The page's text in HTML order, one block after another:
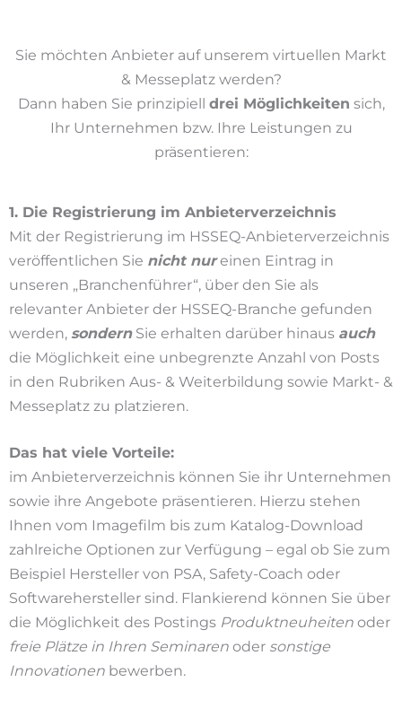
Sie möchten Anbieter auf unserem virtuellen Markt
& Messeplatz werden?
Dann haben Sie prinzipiell drei Möglichkeiten sich,
Ihr Unternehmen bzw. Ihre Leistungen zu
präsentieren:
1. Die Registrierung im Anbieterverzeichnis
Mit der Registrierung im HSSEQ-Anbieterverzeichnis
veröffentlichen Sie nicht nureinen Eintrag in
unseren „Branchenführer“, über den Sie als
relevanter Anbieter der HSSEQ-Branche gefunden
werden, sondern Sie erhalten darüber hinaus auch
die Möglichkeit eine unbegrenzte Anzahl von Posts
in den Rubriken Aus- & Weiterbildung sowie Markt- &
Messeplatz zu platzieren.
Das hat viele Vorteile:
im Anbieterverzeichnis können Sie ihr Unternehmen
sowie ihre Angebote präsentieren. Hierzu stehen
Ihnen vom Imagefilm bis zum Katalog-Download
zahlreiche Optionen zur Verfügung – egal ob Sie zum
Beispiel Hersteller von PSA, Safety-Coach oder
Softwarehersteller sind. Flankierend können Sie über
die Möglichkeit des Postings Produktneuheiten oder
freie Plätze in Ihren Seminaren oder sonstige
Innovationen bewerben.